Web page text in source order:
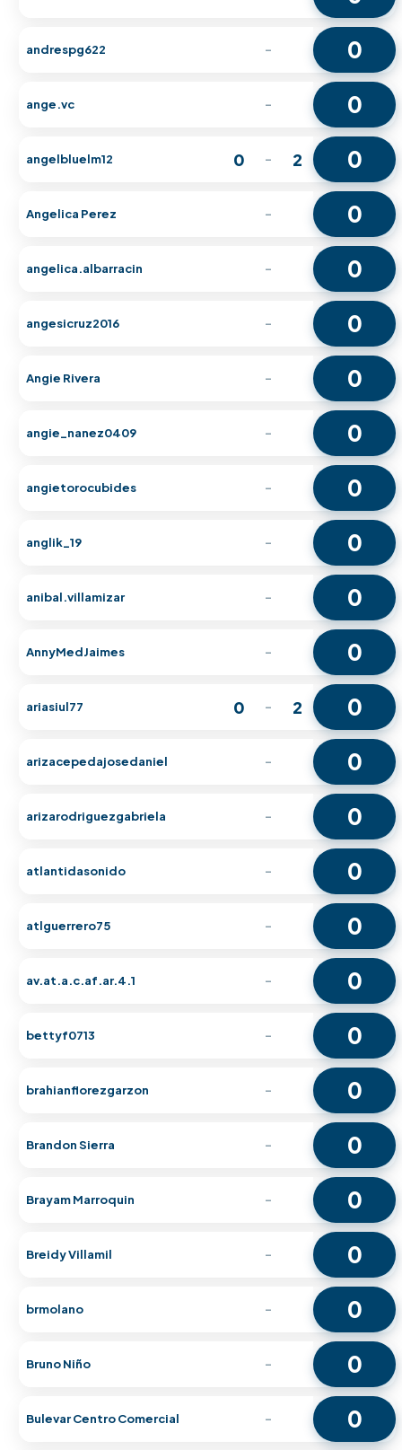
andrespg622 - 0
ange.vc - 0
angelbluelm12 0 - 2 0
Angelica Perez - 0
angelica.albarracin - 0
angesicruz2016 - 0
Angie Rivera - 0
angie_nanez0409 - 0
angietorocubides - 0
anglik_19 - 0
anibal.villamizar - 0
AnnyMedJaimes - 0
ariasiul77 0 - 2 0
arizacepedajosedaniel - 0
arizarodriguezgabriela - 0
atlantidasonido - 0
atlguerrero75 - 0
av.at.a.c.af.ar.4.1 - 0
bettyf0713 - 0
brahianflorezgarzon - 0
Brandon Sierra - 0
Brayam Marroquin - 0
Breidy Villamil - 0
brmolano - 0
Bruno Niño - 0
Bulevar Centro Comercial - 0